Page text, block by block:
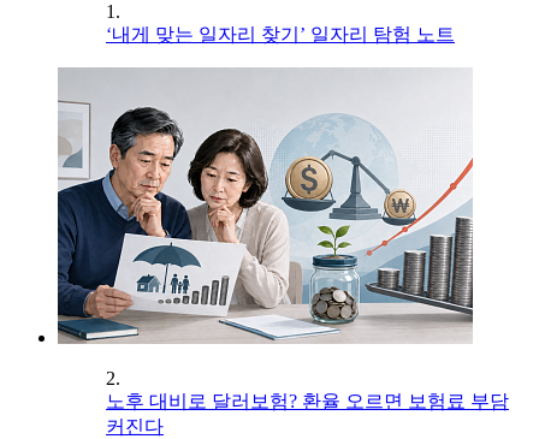
1.
‘내게 맞는 일자리 찾기’ 일자리 탐험 노트
2.
노후 대비로 달러보험? 환율 오르면 보험료 부담
커진다